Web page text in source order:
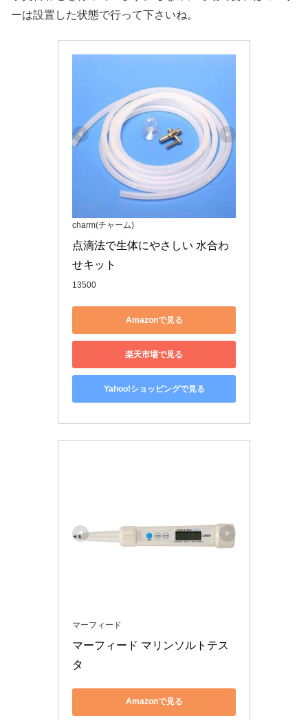
ーは設置した状態で行って下さいね。
charm(チャーム)
点滴法で生体にやさしい 水合わ
せキット
13500
Amazonで見る
楽天市場で見る
Yahoo!ショッピングで見る
マーフィード
マーフィード マリンソルトテス
タ
Amazonで見る